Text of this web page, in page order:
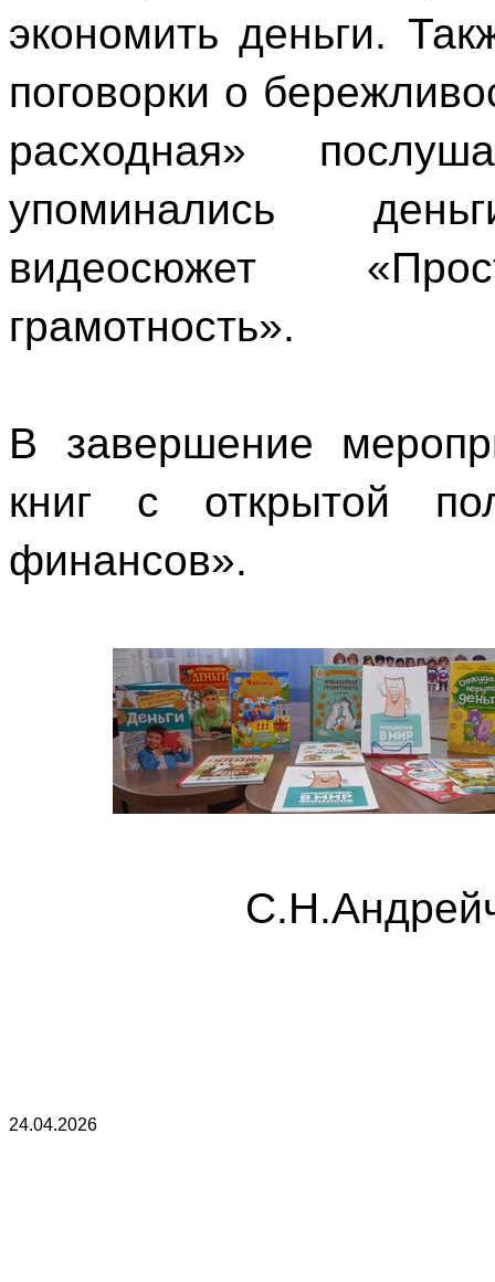
экономить деньги.
поговорки о
расходная»
упоминались
видеосюжет
грамотность».
В завершение
книг с открытой
финансов».
24.04.2026